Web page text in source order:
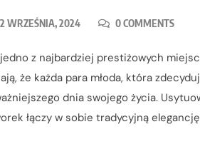
WRZEŚNIA, 2024 0 COMMENTS
z najbardziej prestiżowych
że każda para młoda, która
dnia swojego życia.
łączy w sobie tradycyjną